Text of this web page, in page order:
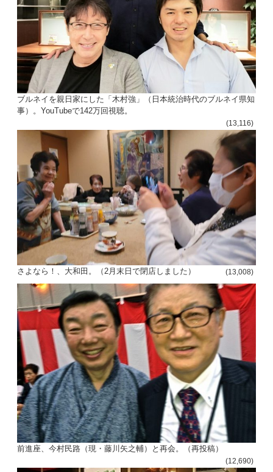
ブルネイを親日家にした「木村強」（日本統治時代のブルネイ県知
事）。YouTubeで142万回視聴。
(13,116)
さよなら！、大和田。（2月末日で閉店しました） (13,008)
前進座、今村民路（現・藤川矢之輔）と再会。（再投稿）
(12,690)